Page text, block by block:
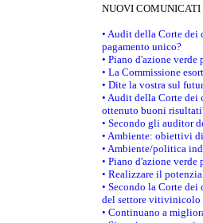
NUOVI COMUNICATI
• Audit della Corte dei
pagamento unico?
• Piano d'azione verde
• La Commissione
• Dite la vostra sul
• Audit della Corte
ottenuto buoni
• Secondo gli auditor
• Ambiente: obiettivi
• Ambiente/politica
• Piano d'azione
• Realizzare il
• Secondo la Corte
del settore vitivinicolo
• Continuano a